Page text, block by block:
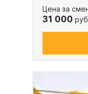
Цена за
31 000